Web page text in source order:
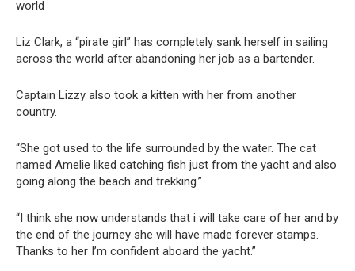
world
Liz Clark, a “pirate girl” has completely sank herself in sailing
across the world after abandoning her job as a bartender.
Captain Lizzy also took a kitten with her from another
country.
“She got used to the life surrounded by the water. The cat
named Amelie liked catching fish just from the yacht and also
going along the beach and trekking.”
“I think she now understands that i will take care of her and by
the end of the journey she will have made forever stamps.
Thanks to her I’m confident aboard the yacht.”